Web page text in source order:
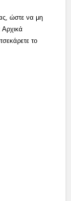
ώστε να μη
Αρχικά
το